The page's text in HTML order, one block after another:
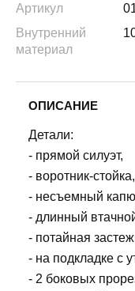
Артикул
Внутренний
материал
ОПИСАНИЕ
Детали:
- прямой силуэт,
- воротник-стойка,
- несъемный
- длинный
- потайная
- на подкладке с
- 2 боковых